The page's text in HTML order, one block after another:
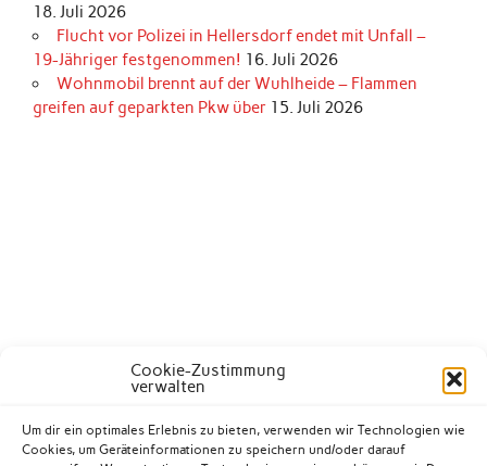
Cookie-Zustimmung
verwalten
Um dir ein optimales Erlebnis zu bieten, verwenden wir Technologien wie
Cookies, um Geräteinformationen zu speichern und/oder darauf
18. Juli 2026
Flucht vor Polizei in Hellersdorf endet mit Unfall –
19-Jähriger festgenommen! 16. Juli 2026
Wohnmobil brennt auf der Wuhlheide – Flammen
greifen auf geparkten Pkw über 15. Juli 2026